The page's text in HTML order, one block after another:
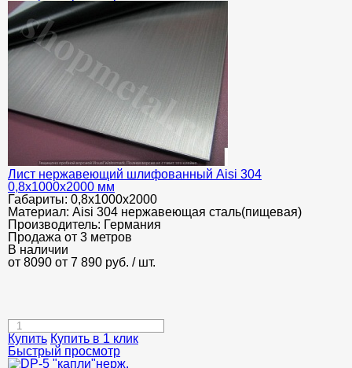
Лист нержавеющий шлифованный Aisi 304
0,8х1000х2000 мм
Габариты: 0,8х1000х2000
Материал: Aisi 304 нержавеющая сталь(пищевая)
Производитель: Германия
Продажа от 3 метров
В наличии
от 8090 от 7 890 руб. / шт.
Купить Купить в 1 клик
Быстрый просмотр